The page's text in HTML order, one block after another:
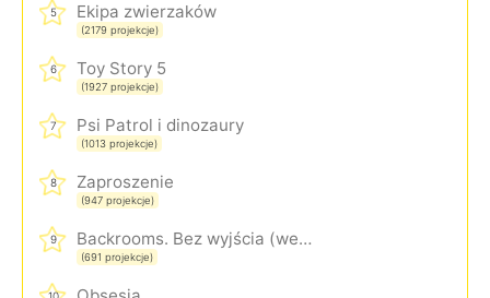
5 Ekipa zwierzaków
(2179 projekcje)
6 Toy Story 5
(1927 projekcje)
7 Psi Patrol i dinozaury
(1013 projekcje)
8 Zaproszenie
(947 projekcje)
9 Backrooms. Bez wyjścia (wersja rozszerzona)
(691 projekcje)